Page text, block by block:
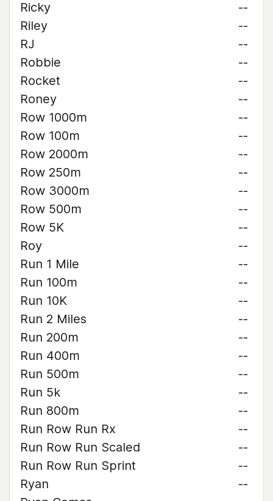
Ricky
--
Riley
--
RJ
--
Robbie
--
Rocket
--
Roney
--
Row 1000m
--
Row 100m
--
Row 2000m
--
Row 250m
--
Row 3000m
--
Row 500m
--
Row 5K
--
Roy
--
Run 1 Mile
--
Run 100m
--
Run 10K
--
Run 2 Miles
--
Run 200m
--
Run 400m
--
Run 500m
--
Run 5k
--
Run 800m
--
Run Row Run Rx
--
Run Row Run Scaled
--
Run Row Run Sprint
--
Ryan
--